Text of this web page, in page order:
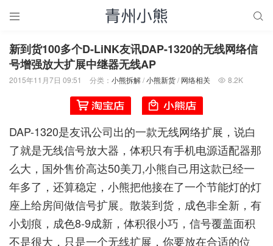
 
新到货100多个D-LiNK友讯DAP-1320的无线网络信
号增强放大扩展中继器无线AP
2015年11月7日 09:51 分类： 小熊拆解/小熊新货/ 网络相关  8.2K
DAP-1320是友讯公司出的一款无线网络扩展，说白
了就是无线信号放大器，体积只有手机电源适配器那
么大，国外售价高达50美刀,小熊自己用这款已经一
年多了，还算稳定，小熊把他接在了一个节能灯的灯
座上给房间做信号扩展。散装到货，成色非全新，有
小划痕，成色8-9成新，体积很小巧，信号覆盖面积
不是很大，只是一个无线扩展，你要放在合适的位